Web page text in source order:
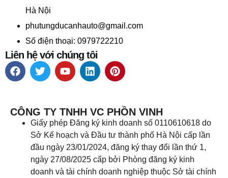
Hà Nội
phutungducanhauto@gmail.com
Số điện thoại: 0979722210
Liên hệ với chúng tôi
CÔNG TY TNHH VC PHỒN VINH
Giấy phép Đăng ký kinh doanh số 0110610618 do
Sở Kế hoạch và Đầu tư thành phố Hà Nội cấp lần
đầu ngày 23/01/2024, đăng ký thay đổi lần thứ 1,
ngày 27/08/2025 cấp bởi Phòng đăng ký kinh
doanh và tài chính doanh nghiệp thuộc Sở tài chính